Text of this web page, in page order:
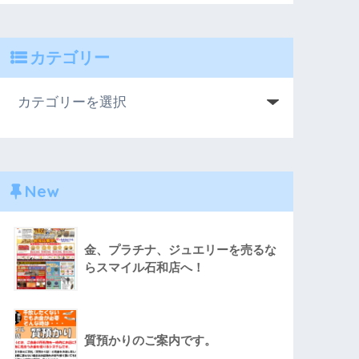
カテゴリー
New
金、プラチナ、ジュエリーを売るな
らスマイル石和店へ！
質預かりのご案内です。